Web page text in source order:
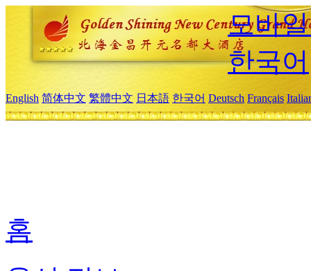
모바
한국어
English 简体中文 繁體中文 日本語 한국어 Deutsch Français
홈